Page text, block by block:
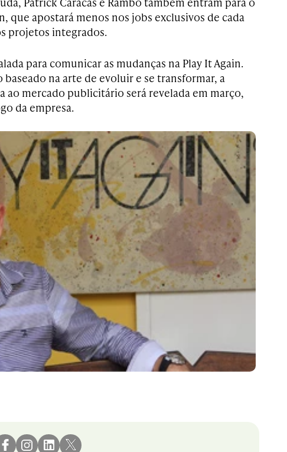
que apostará menos nos jobs exclusivos de cada
projetos integrados.
para comunicar as mudanças na Play It Again.
na arte de evoluir e se transformar, a
ao mercado publicitário será revelada em março,
da empresa.